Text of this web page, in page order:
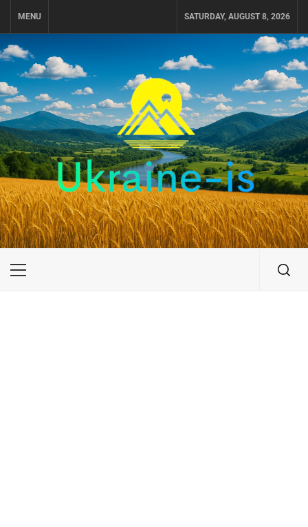
MENU SATURDAY, AUGUST 8, 2026
UKRAINE-IS
ПОДОРОЖI ПО УКРАЇНІ
Primary